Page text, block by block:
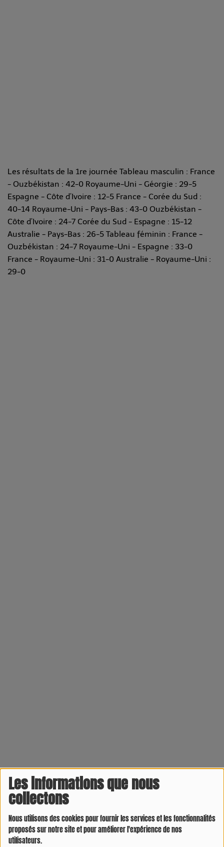
Les informations que nous
collectons
Nous utilisons des cookies pour fournir les services et les fonctionnalités
proposés sur notre site et pour améliorer l'expérience de nos
utilisateurs.
Les résultats de la 1re journée Tableau masculin : France
- Ouzbékistan : 42-0 Royaume-Uni - Géorgie : 29-5
Espagne - Côte d’Ivoire : 12-5 France - Corée du Sud :
40-14 Royaume-Uni - Pays-Bas : 43-0 Ouzbékistan -
Côte d’Ivoire : 24-7 Corée du Sud - Espagne : 15-12
Australie - Pays-Bas : 26-5 Tableau féminin : France -
Ouzbékistan : 24-7 Royaume-Uni - Espagne : 33-0
France - Royaume-Uni : 31-0 Australie - Royaume-Uni :
29-0